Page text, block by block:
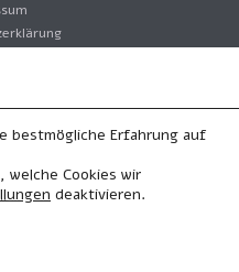
bestmögliche Erfahrung auf
welche Cookies wir
deaktivieren.